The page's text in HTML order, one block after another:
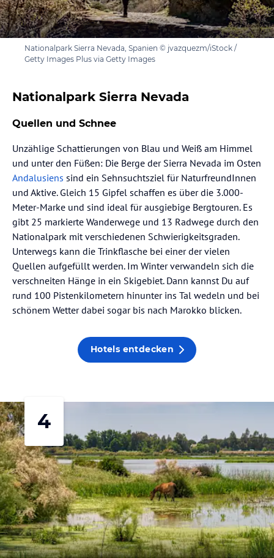
Nationalpark Sierra Nevada, Spanien © jvazquezm/iStock /
Getty Images Plus via Getty Images
Nationalpark Sierra Nevada
Quellen und Schnee
Unzählige Schattierungen von Blau und Weiß am Himmel
und unter den Füßen: Die Berge der Sierra Nevada im Osten
Andalusiens sind ein Sehnsuchtsziel für NaturfreundInnen
und Aktive. Gleich 15 Gipfel schaffen es über die 3.000-
Meter-Marke und sind ideal für ausgiebige Bergtouren. Es
gibt 25 markierte Wanderwege und 13 Radwege durch den
Nationalpark mit verschiedenen Schwierigkeitsgraden.
Unterwegs kann die Trinkflasche bei einer der vielen
Quellen aufgefüllt werden. Im Winter verwandeln sich die
verschneiten Hänge in ein Skigebiet. Dann kannst Du auf
rund 100 Pistenkilometern hinunter ins Tal wedeln und bei
schönem Wetter dabei sogar bis nach Marokko blicken.
Hotels entdecken
4